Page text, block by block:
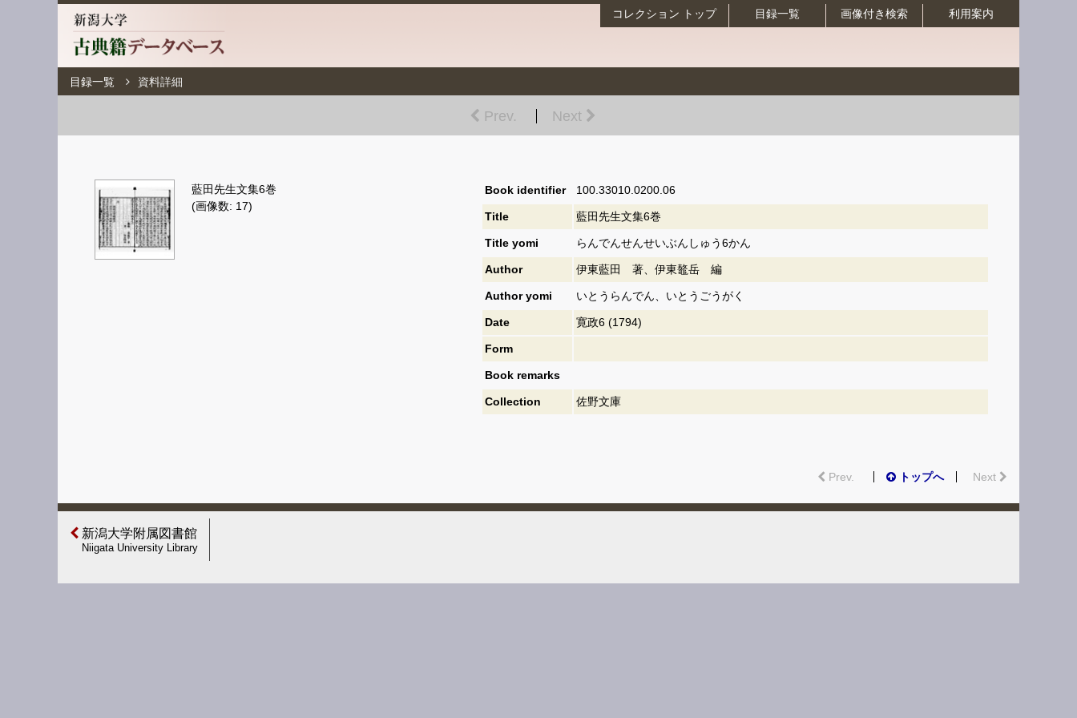
利用案内
画像付き検索
目録一覧
コレクション トップ
目録一覧 資料詳細
Prev. Next
Book identifier 100.33010.0200.06
Title 藍田先生文集6巻
Title yomi らんでんせんせいぶんしゅう6かん
Author 伊東藍田 著、伊東鼇岳 編
Author yomi いとうらんでん、いとうごうがく
Date 寛政6 (1794)
Form
Book remarks
Collection 佐野文庫
藍田先生文集6巻
(画像数: 17)
Prev. トップへ Next
新潟大学附属図書館
Niigata University Library